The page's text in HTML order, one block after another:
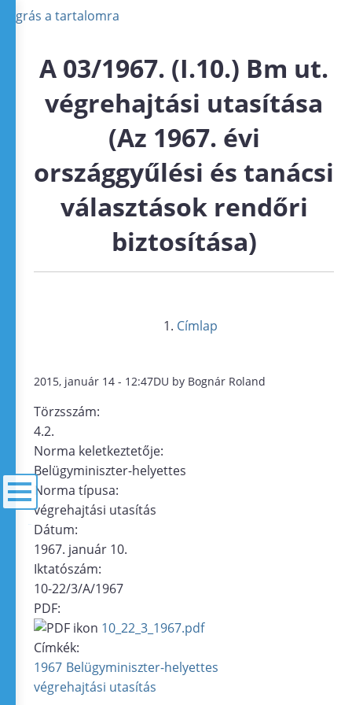
Ugrás a tartalomra
A 03/1967. (I.10.) Bm ut.
végrehajtási utasítása
(Az 1967. évi
országgyűlési és tanácsi
választások rendőri
biztosítása)
Címlap
2015, január 14 - 12:47DU by Bognár Roland
Törzsszám:
4.2.
Norma keletkeztetője:
Belügyminiszter-helyettes
Norma típusa:
végrehajtási utasítás
Dátum:
1967. január 10.
Iktatószám:
10-22/3/A/1967
PDF:
10_22_3_1967.pdf
Címkék:
1967 Belügyminiszter-helyettes
végrehajtási utasítás